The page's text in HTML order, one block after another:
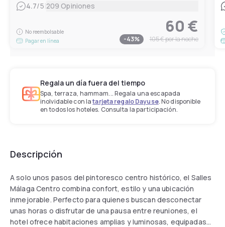
4.7/5 209 Opiniones
No reembolsable
Pagar en línea
60 €
-43% 105 €por la noche
Regala un día fuera del tiempo
Spa, terraza, hammam... Regala una escapada
inolvidable con latarjeta regalo Dayuse. No disponible
en todos los hoteles. Consulta la participación.
Descripción
A solo unos pasos del pintoresco centro histórico, el Salles
Málaga Centro combina confort, estilo y una ubicación
inmejorable. Perfecto para quienes buscan desconectar
unas horas o disfrutar de una pausa entre reuniones, el
hotel ofrece habitaciones amplias y luminosas, equipadas